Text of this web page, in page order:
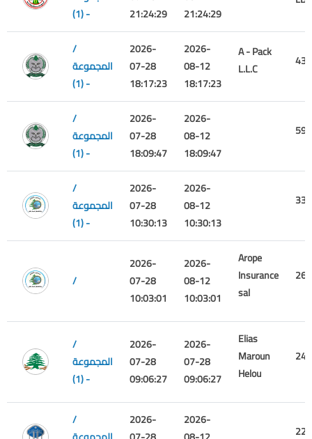
(1) -
21:24:29
21:24:29
/
المجموعة
(1) -
2026-
07-28
18:17:23
2026-
08-12
18:17:23
A - Pack
L.L.C
/
المجموعة
(1) -
2026-
07-28
18:09:47
2026-
08-12
18:09:47
/
المجموعة
(1) -
2026-
07-28
10:30:13
2026-
08-12
10:30:13
/
2026-
07-28
10:03:01
2026-
08-12
10:03:01
Arope
Insurance
sal
/
المجموعة
(1) -
2026-
07-28
09:06:27
2026-
07-28
09:06:27
Elias
Maroun
Helou
/
2026-
2026-